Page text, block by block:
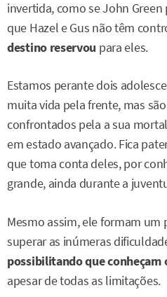
invertida, como se John
que Hazel e Gus não têm
destino reservou para eles.
Estamos perante dois
muita vida pela frente, mas
confrontados pela a sua
em estado avançado. Fica
que toma conta deles, por
grande, ainda durante a
Mesmo assim, ele formam um
superar as inúmeras
possibilitando que conheçam
apesar de todas as limitações.